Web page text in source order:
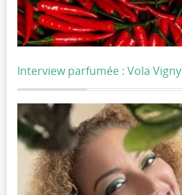
Interview parfumée : Vola Vigny